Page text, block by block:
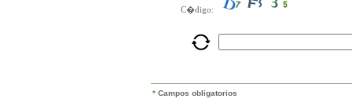
C�digo:
* Campos obligatorios